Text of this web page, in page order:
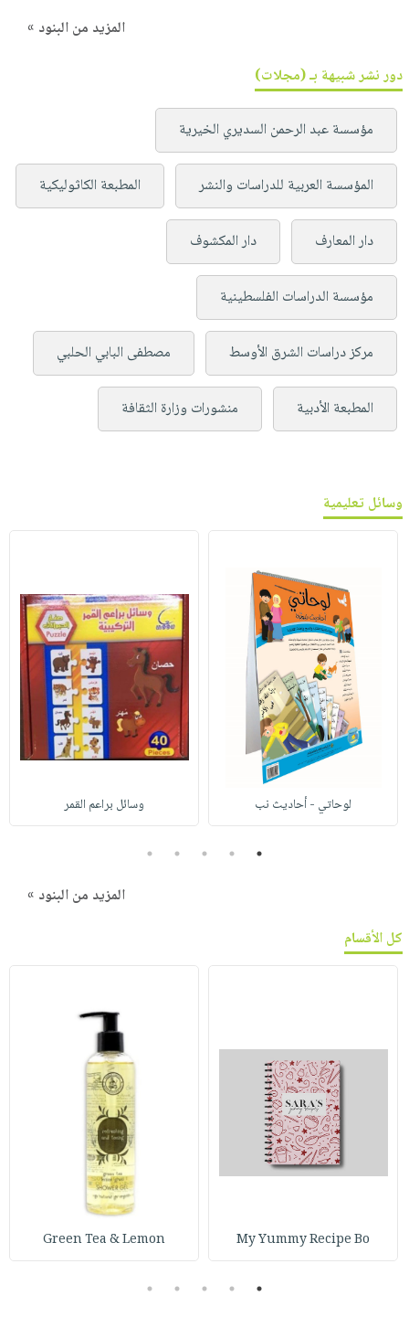
المزيد من البنود »
دور نشر شبيهة بـ (مجلات)
مؤسسة عبد الرحمن السديري الخيرية
المؤسسة العربية للدراسات والنشر المطبعة الكاثوليكية
دار المعارف دار المكشوف
مؤسسة الدراسات الفلسطينية
مركز دراسات الشرق الأوسط مصطفى البابي الحلبي
المطبعة الأدبية منشورات وزارة الثقافة
وسائل تعليمية
لوحاتي - أحاديث نب وسائل براعم القمر
1
2
3
4
5
المزيد من البنود »
كل الأقسام
My Yummy Recipe Bo
Green Tea & Lemon
1
2
3
4
5